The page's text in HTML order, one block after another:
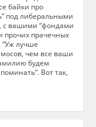
байки про
под либеральными
с вашими “фондами
прочих прачечных
лучше
чем все ваши
будем
Вот так,